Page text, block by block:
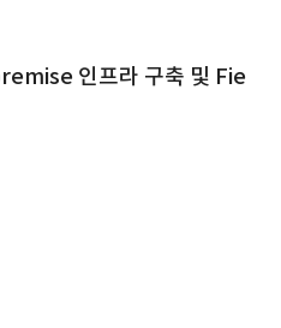
인프라 구축 및 Fie